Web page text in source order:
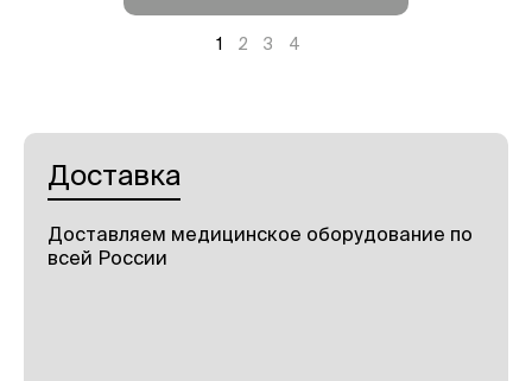
1 2 3 4
Доставка
Доставляем медицинское оборудование по
всей России